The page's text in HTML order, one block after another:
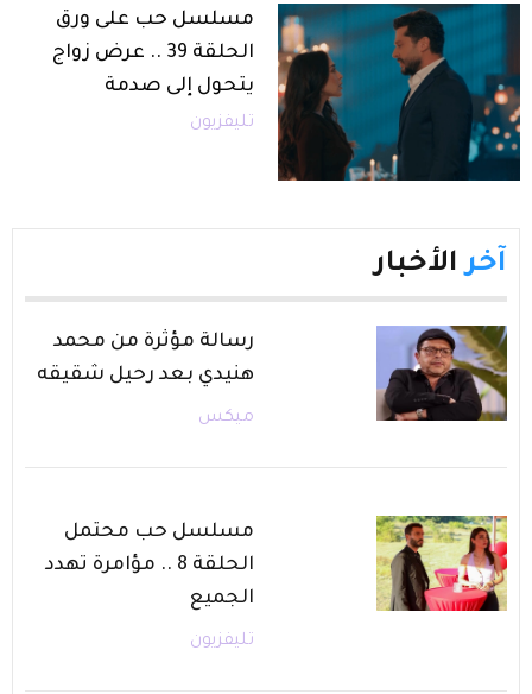
مسلسل حب على ورق
الحلقة 39 .. عرض زواج
يتحول إلى صدمة
تليفزيون
آخر الأخبار
رسالة مؤثرة من محمد
هنيدي بعد رحيل شقيقه
ميكس
مسلسل حب محتمل
الحلقة 8 .. مؤامرة تهدد
الجميع
تليفزيون